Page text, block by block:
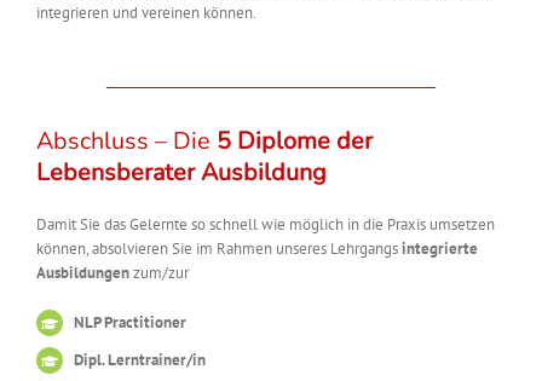
integrieren und vereinen können.
Abschluss – Die 5 Diplome der
Lebensberater Ausbildung
Damit Sie das Gelernte so schnell wie möglich in die Praxis umsetzen
können, absolvieren Sie im Rahmen unseres Lehrgangsintegrierte
Ausbildungenzum/zur
NLP Practitioner
Dipl. Lerntrainer/in